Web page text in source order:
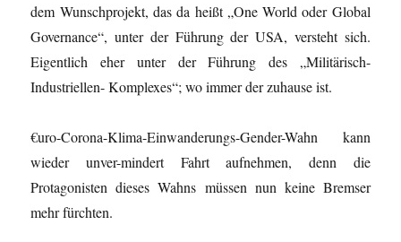
dem Wunschprojekt, das da heißt „One World oder Global
Governance“, unter der Führung der USA, versteht sich.
Eigentlich eher unter der Führung des „Militärisch-
Industriellen- Komplexes“; wo immer der zuhause ist.
€uro-Corona-Klima-Einwanderungs-Gender-Wahn kann
wieder unver-mindert Fahrt aufnehmen, denn die
Protagonisten dieses Wahns müssen nun keine Bremser
mehr fürchten.